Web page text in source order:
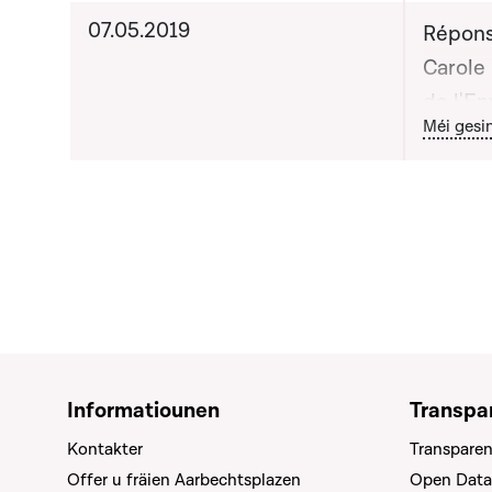
07.05.2019
de
et du
Méi
Informatiounen
Kontakter
Offer u fräien Aarbechtsplazen
Open Data